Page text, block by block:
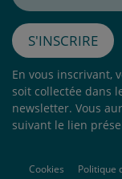
S'inscrire
En vous inscrivant,
soit collectée dans
newsletter. Vous
suivant le lien
Cookies Politique